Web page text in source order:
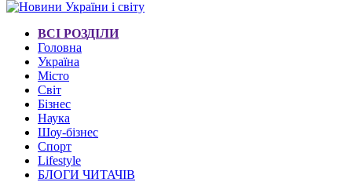
ВСІ РОЗДІЛИ
Головна
Україна
Місто
Світ
Бізнес
Наука
Шоу-бізнес
Спорт
Lifestyle
БЛОГИ ЧИТАЧІВ